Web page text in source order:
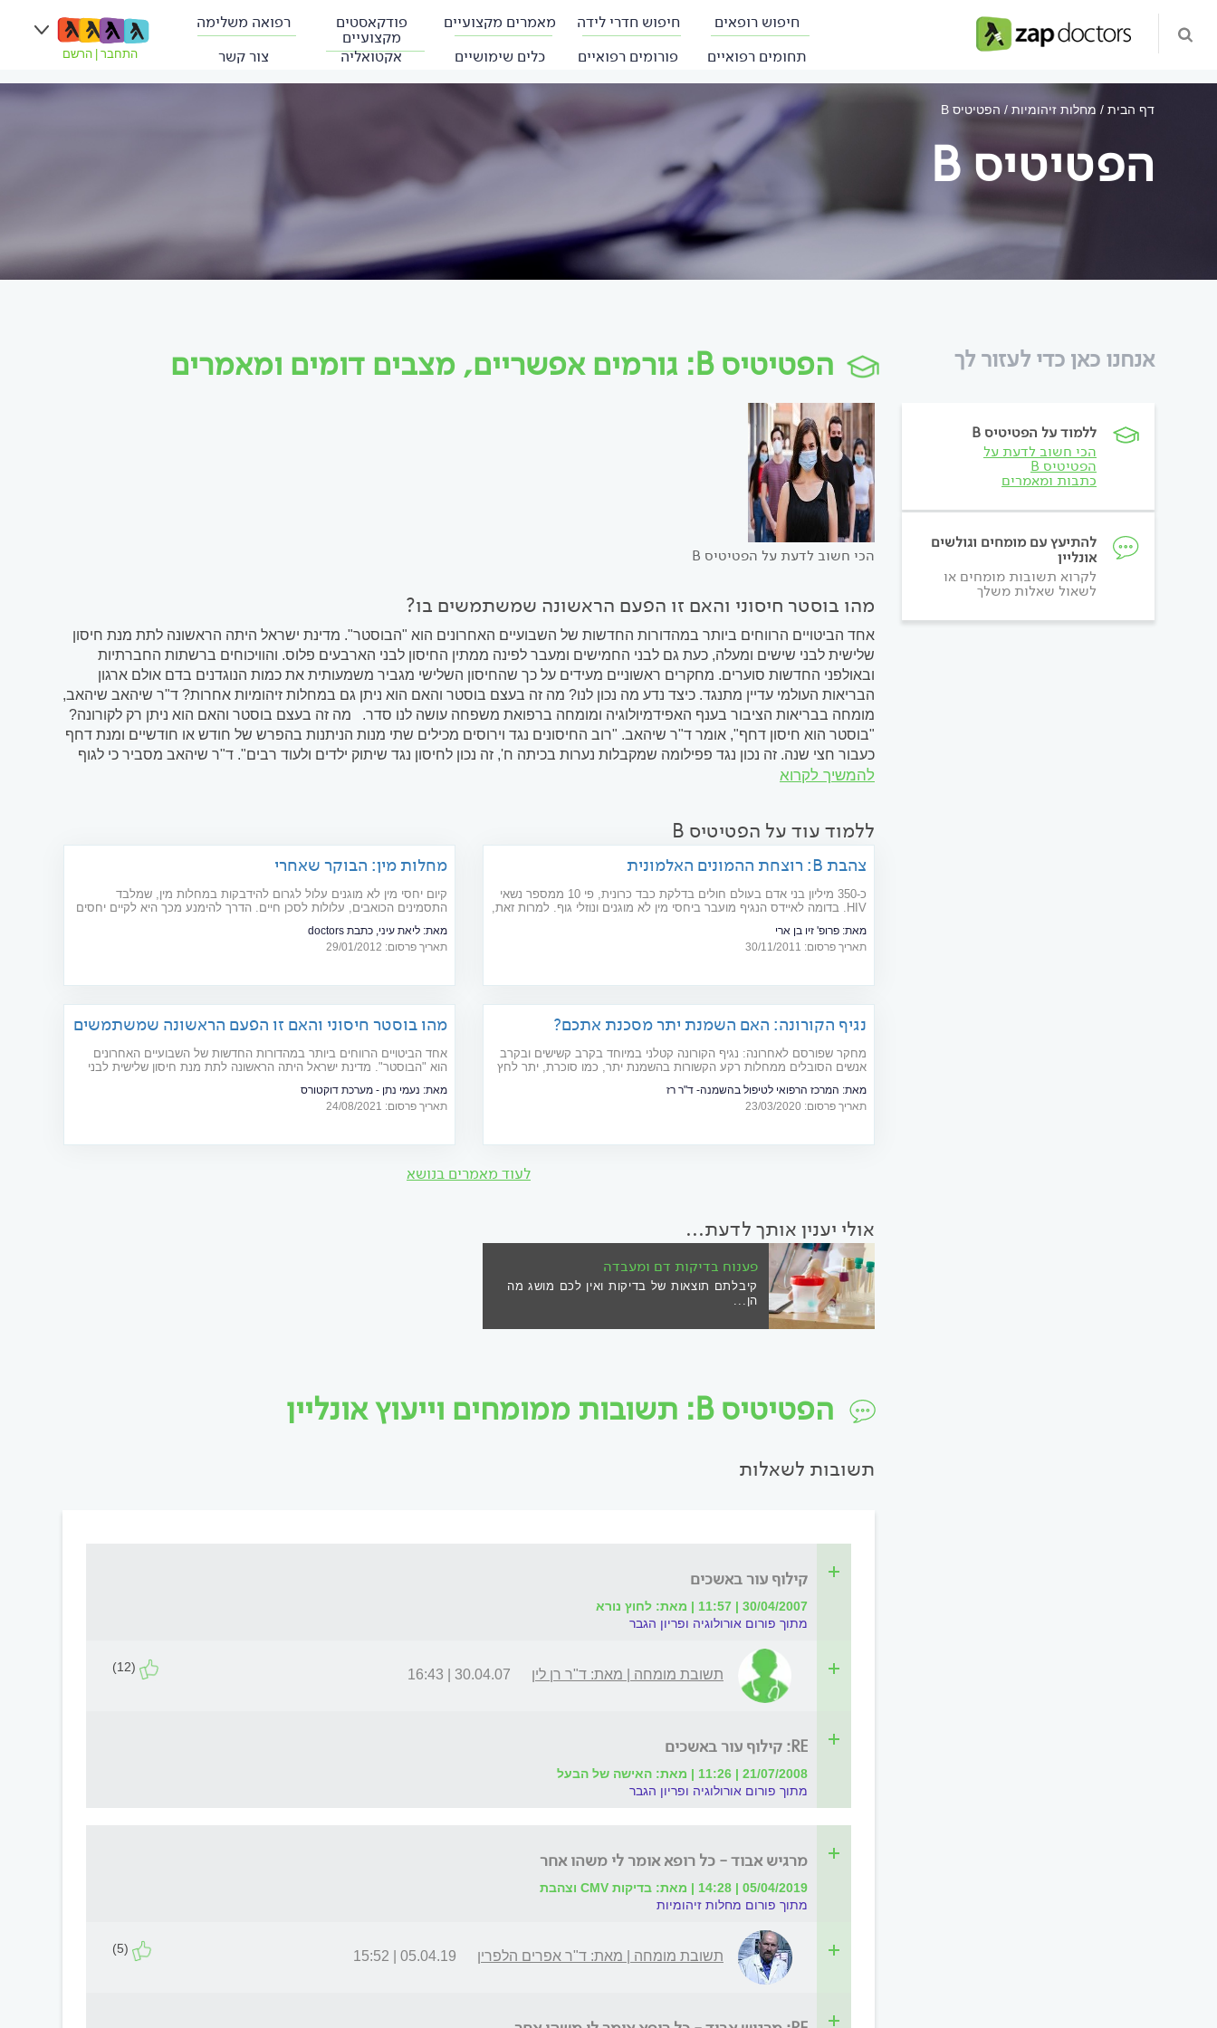
חיפוש רופאים חיפוש חדרי לידה מאמרים מקצועיים פודקאסטים
מקצועיים
רפואה משלימה
תחומים רפואיים
פורומים רפואיים כלים שימושיים אקטואליה צור קשר התחבר הרשם
דף הבית מחלות זיהומיות הפטיטיס B
הפטיטיס B
אנחנו כאן כדי לעזור לך
ללמוד על הפטיטיס B
הכי חשוב לדעת על
הפטיטיס B
כתבות ומאמרים
להתיעץ עם מומחים וגולשים
אונליין
לקרוא תשובות מומחים או
לשאול שאלות משלך
הפטיטיס B: גורמים אפשריים, מצבים דומים ומאמרים
הכי חשוב לדעת על הפטיטיס B
מהו בוסטר חיסוני והאם זו הפעם הראשונה שמשתמשים בו?
אחד הביטויים הרווחים ביותר במהדורות החדשות של השבועיים האחרונים הוא "הבוסטר". מדינת ישראל היתה הראשונה לתת מנת חיסון
שלישית לבני שישים ומעלה, כעת גם לבני החמישים ומעבר לפינה ממתין החיסון לבני הארבעים פלוס. והוויכוחים ברשתות החברתיות
ובאולפני החדשות סוערים. מחקרים ראשוניים מעידים על כך שהחיסון השלישי מגביר משמעותית את כמות הנוגדנים בדם אולם ארגון
הבריאות העולמי עדיין מתנגד. כיצד נדע מה נכון לנו? מה זה בעצם בוסטר והאם הוא ניתן גם במחלות זיהומיות אחרות? ד"ר שיהאב שיהאב,
מומחה בבריאות הציבור בענף האפידמיולוגיה ומומחה ברפואת משפחה עושה לנו סדר. מה זה בעצם בוסטר והאם הוא ניתן רק לקורונה?
"בוסטר הוא חיסון דחף", אומר ד"ר שיהאב. "רוב החיסונים נגד וירוסים מכילים שתי מנות הניתנות בהפרש של חודש או חודשיים ומנת דחף
כעבור חצי שנה. זה נכון נגד פפילומה שמקבלות נערות בכיתה ח', זה נכון לחיסון נגד שיתוק ילדים ולעוד רבים". ד"ר שיהאב מסביר כי לגוף
יש זיכרון חיסוני כשהוא נחשף לווירוס, ובדרך כלל כעבור מספר חודשים כשנותנים מנה שלישית, רמת הנוגדנים עולה מאד כיוון שהגוף נחשף
להמשיך לקרוא
ללמוד עוד על הפטיטיס B
צהבת B: רוצחת ההמונים האלמונית
כ-350 מיליון בני אדם בעולם חולים בדלקת כבד כרונית, פי 10 ממספר נשאי
HIV. בדומה לאיידס הנגיף מועבר ביחסי מין לא מוגנים ונוזלי גוף. למרות זאת,
מאת: פרופ' זיו בן ארי
תאריך פרסום: 30/11/2011
מחלות מין: הבוקר שאחרי
קיום יחסי מין לא מוגנים עלול לגרום להידבקות במחלות מין, שמלבד
התסמינים הכואבים, עלולות לסכן חיים. הדרך להימנע מכך היא לקיים יחסים
מאת: ליאת עיני, כתבת doctors
תאריך פרסום: 29/01/2012
נגיף הקורונה: האם השמנת יתר מסכנת אתכם?
מחקר שפורסם לאחרונה: נגיף הקורונה קטלני במיוחד בקרב קשישים ובקרב
אנשים הסובלים ממחלות רקע הקשורות בהשמנת יתר, כמו סוכרת, יתר לחץ
מאת: המרכז הרפואי לטיפול בהשמנה- ד"ר רז
תאריך פרסום: 23/03/2020
מהו בוסטר חיסוני והאם זו הפעם הראשונה שמשתמשים
אחד הביטויים הרווחים ביותר במהדורות החדשות של השבועיים האחרונים
הוא "הבוסטר". מדינת ישראל היתה הראשונה לתת מנת חיסון שלישית לבני
הארבעים פלוס. והוויכוחים ברשתות החברתיות ובאולפני החדשות סוערים.
מחקרים ראשוניים מעידים על כך שהחיסון השלישי מגביר משמעותית את
מאת: נעמי נתן - מערכת דוקטורס
תאריך פרסום: 24/08/2021
לעוד מאמרים בנושא
אולי יענין אותך לדעת...
פענוח בדיקות דם ומעבדה
קיבלתם תוצאות של בדיקות ואין לכם מושג מה
הן...
הפטיטיס B: תשובות ממומחים וייעוץ אונליין
תשובות לשאלות
קילוף עור באשכים
30/04/2007 | 11:57 | מאת: לחוץ נורא
מתוך פורום אורולוגיה ופריון הגבר
תשובת מומחה | מאת: ד"ר רן לין 30.04.07 | 16:43
(12)
RE: קילוף עור באשכים
21/07/2008 | 11:26 | מאת: האישה של הבעל
מתוך פורום אורולוגיה ופריון הגבר
מרגיש אבוד - כל רופא אומר לי משהו אחר
05/04/2019 | 14:28 | מאת: בדיקות CMV וצהבת
מתוך פורום מחלות זיהומיות
תשובת מומחה | מאת: ד"ר אפרים הלפרין 05.04.19 | 15:52
(5)